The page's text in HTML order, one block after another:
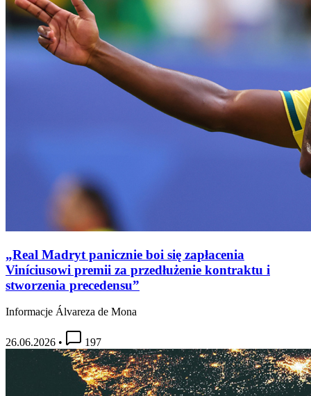
„Real Madryt panicznie boi się zapłacenia
Viníciusowi premii za przedłużenie kontraktu i
stworzenia precedensu”
Informacje Álvareza de Mona
26.06.2026 • 197